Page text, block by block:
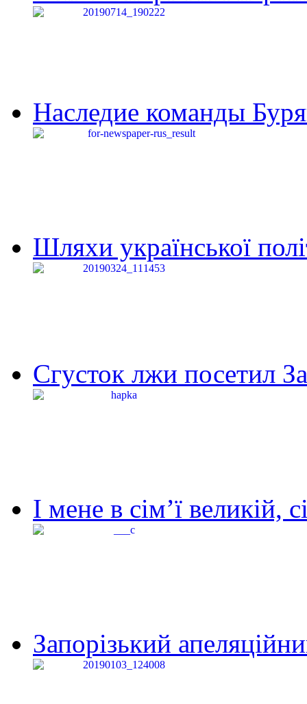
Наследие команды
Шляхи української
Сгусток лжи посетил
І мене в сім’ї великій,
Запорізький